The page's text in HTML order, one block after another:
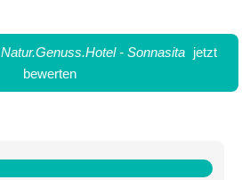
Natur.Genuss.Hotel - Sonnasita
jetzt
bewerten